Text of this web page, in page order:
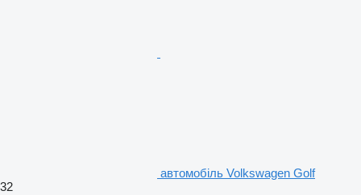
автомобіль Volkswagen Golf
32